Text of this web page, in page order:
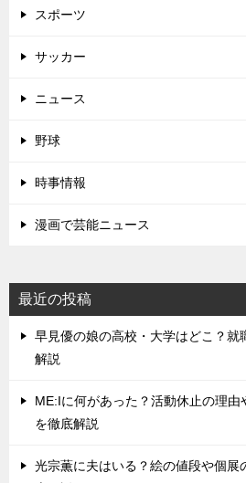
スポーツ
サッカー
ニュース
野球
時事情報
漫画で芸能ニュース
最近の投稿
早見優の娘の高校・大学はどこ？就
解説
ME:Iに何があった？活動休止の理由
を徹底解説
光宗薫に夫はいる？絵の値段や個展